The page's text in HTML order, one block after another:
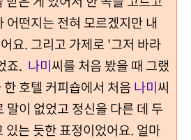
어떤지는 전혀 모르겠지만 내
요. 그리고 가제로 '그저 바라
죠. 나미씨를 처음 봤을 때 그랬
한 호텔 커피숍에서 처음 나미씨
말이 없었고 정신을 다른 데 두
있는 듯한 표정이었어요. 얼마